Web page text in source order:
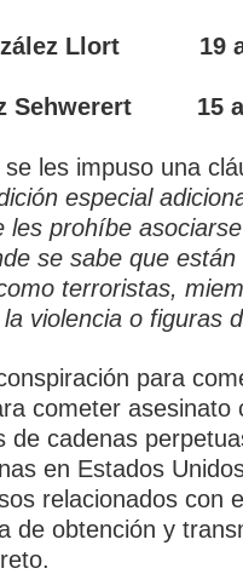
Llort 19
Sehwerert 15
les impuso una
especial
les prohíbe
se sabe que
terroristas,
violencia o figuras
para
cometer asesinato
de cadenas
en Estados
relacionados con
de obtención y